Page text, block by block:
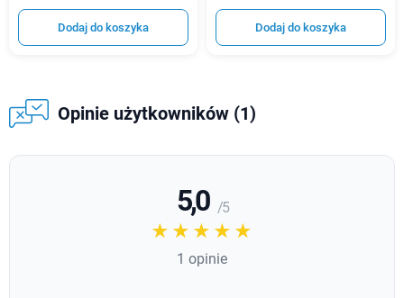
Dodaj do koszyka Dodaj do koszyka
Opinie użytkowników (1)
5,0 / 5
☆☆☆☆☆
★★★★★
1 opinie